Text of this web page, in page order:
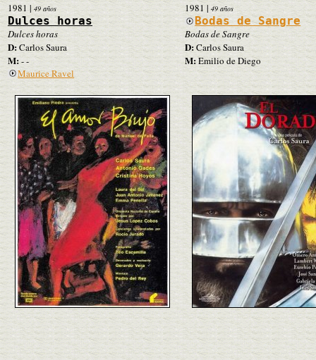
1981 | 49 años
Dulces horas
Dulces horas
D:Carlos Saura
M:- -
Maurice Ravel
1981 | 49 años
Bodas de Sangre
Bodas de Sangre
D:Carlos Saura
M:Emilio de Diego